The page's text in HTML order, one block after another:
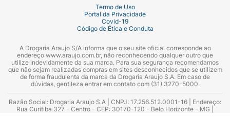
Termo de Uso
Portal da Privacidade
Covid-19
Código de Ética e Conduta
A Drogaria Araujo S/A informa que o seu site oficial corresponde ao
endereço www.araujo.com.br, não reconhecendo qualquer outro que
utilize indevidamente da sua marca. Para sua segurança recomendamos
que não sejam realizadas compras em sites desconhecidos que se utilizem
de forma fraudulenta da marca da Drogaria Araujo S.A. Em caso de
dúvidas, gentileza entrar em contato com (31) 3270-5000.
Razão Social: Drogaria Araujo S.A | CNPJ: 17.256.512.0001-16 | Endereço:
Rua Curitiba 327 - Centro - CEP: 30170-120 - Belo Horizonte - MG |